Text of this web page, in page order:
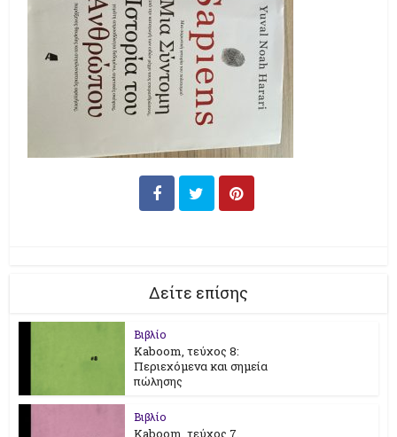
Δείτε επίσης
Βιβλίο
Kaboom, τεύχος 8:
Περιεχόμενα και σημεία
πώλησης
Βιβλίο
Kaboom, τεύχος 7.